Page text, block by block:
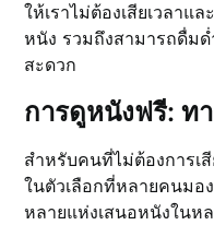
ให้เราไม่ต้องเสียเวลาแ
หนัง รวมถึงสามารถดื่มด่
สะดวก
การดูหนังฟรี: ท
สำหรับคนที่ไม่ต้องการเ
ในตัวเลือกที่หลายคนมอ
หลายแห่งเสนอหนังในห